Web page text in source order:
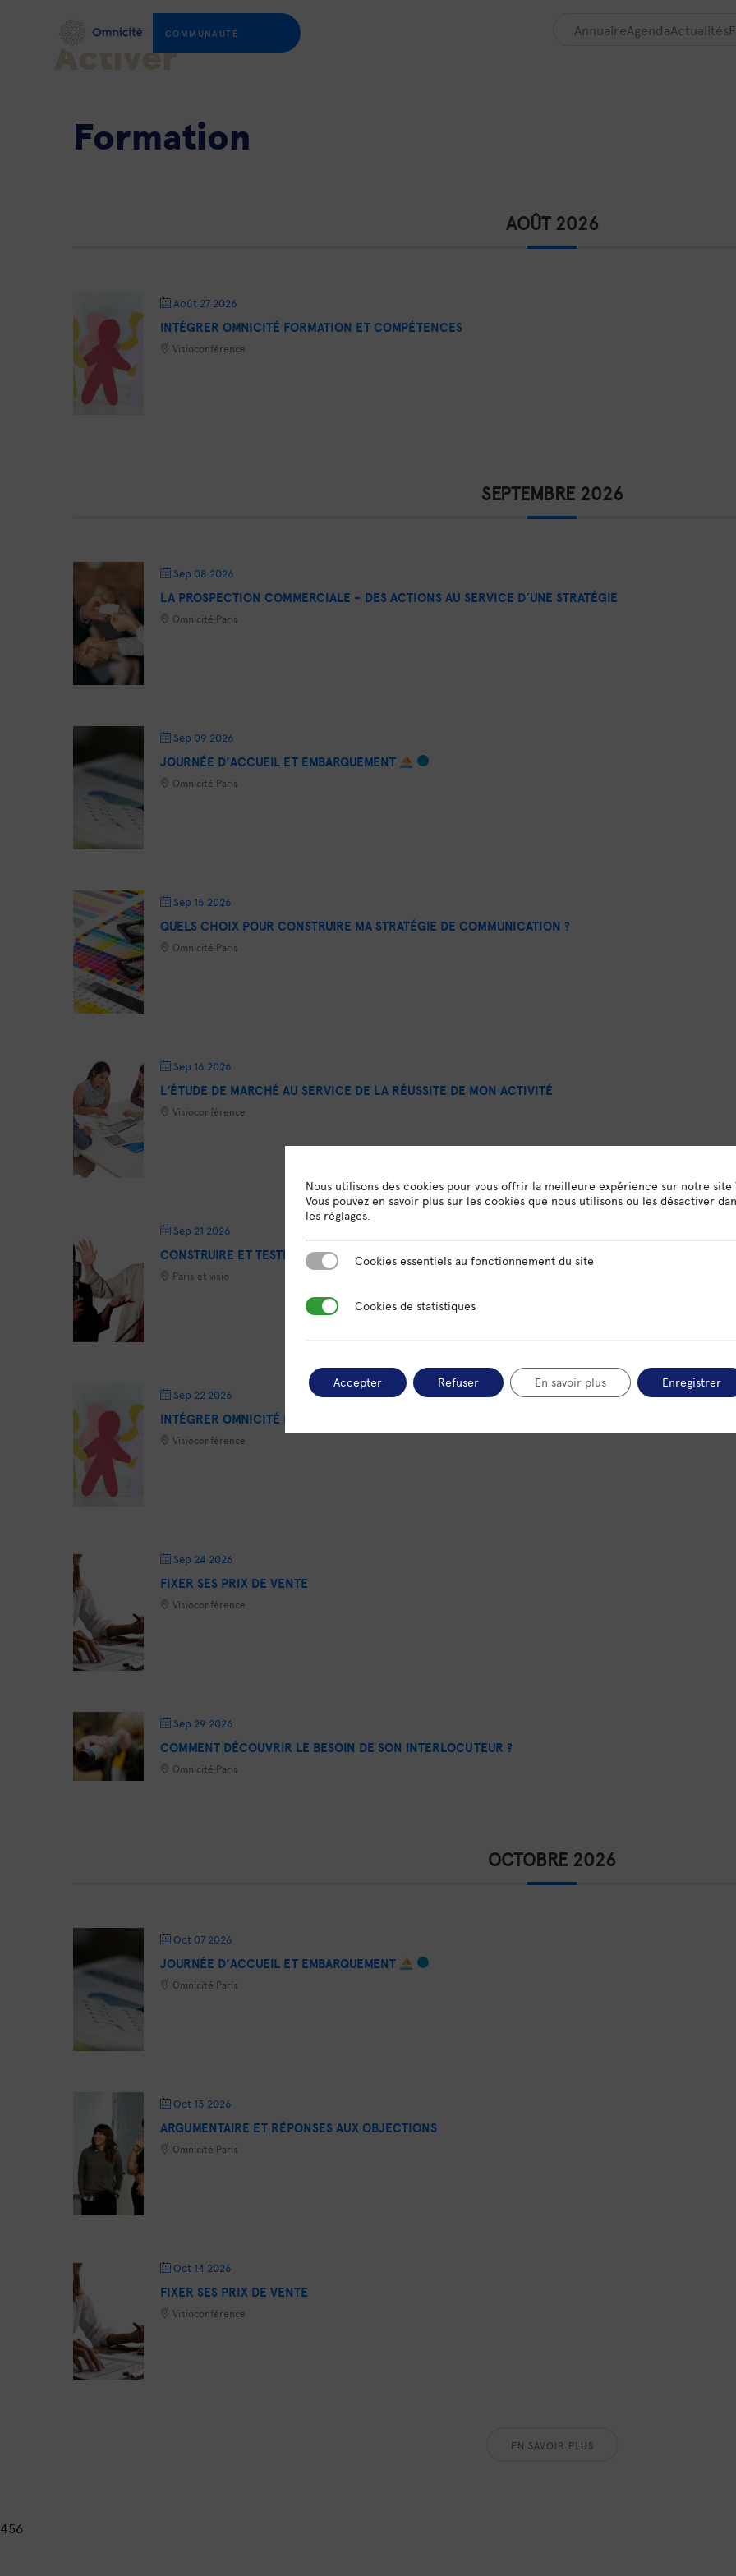
COMMUNAUTÉ AnnuaireAgendaActualités
Activer
Formation
AOÛT 2026
Août 27 2026
INTÉGRER OMNICITÉ FORMATION ET COMPÉTENCES
Visioconférence
SEPTEMBRE 2026
Sep 08 2026
LA PROSPECTION COMMERCIALE – DES ACTIONS AU SERVICE D’UNE STRATÉGIE
Omnicité Paris
Sep 09 2026
JOURNÉE D’ACCUEIL ET EMBARQUEMENT
Omnicité Paris
Sep 15 2026
QUELS CHOIX POUR CONSTRUIRE MA STRATÉGIE DE COMMUNICATION ?
Omnicité Paris
Sep 16 2026
L’ÉTUDE DE MARCHÉ AU SERVICE DE LA RÉUSSITE DE MON ACTIVITÉ
Visioconférence
Sep 21 2026
CONSTRUIRE ET TESTER SON PITCH COMMERCIAL
Paris et visio
Sep 22 2026
INTÉGRER OMNICITÉ FORMATION ET COMPÉTENCES
Visioconférence
Sep 24 2026
FIXER SES PRIX DE VENTE
Visioconférence
Sep 29 2026
COMMENT DÉCOUVRIR LE BESOIN DE SON INTERLOCUTEUR ?
Omnicité Paris
OCTOBRE 2026
Oct 07 2026
JOURNÉE D’ACCUEIL ET EMBARQUEMENT
Omnicité Paris
Oct 13 2026
ARGUMENTAIRE ET RÉPONSES AUX OBJECTIONS
Omnicité Paris
Oct 14 2026
FIXER SES PRIX DE VENTE
Visioconférence
EN SAVOIR PLUS
456
Nous utilisons des cookies pour vous offrir la meilleure expérience sur notre site
Vous pouvez en savoir plus sur les cookies que nous utilisons ou les désactiver
les réglages
Cookies essentiels au fonctionnement du site
Cookies essentiels au fonctionnement du site
Cookies de statistiques
Cookies de statistiques
Accepter Refuser En savoir plus Enregistrer